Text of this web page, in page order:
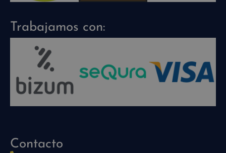
Trabajamos con:
Contacto